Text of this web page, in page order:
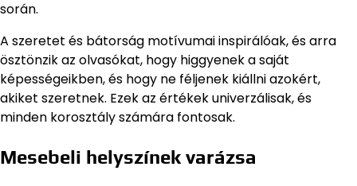
során.
A szeretet és bátorság motívumai inspirálóak, és arra
ösztönzik az olvasókat, hogy higgyenek a saját
képességeikben, és hogy ne féljenek kiállni azokért,
akiket szeretnek. Ezek az értékek univerzálisak, és
minden korosztály számára fontosak.
Mesebeli helyszínek varázsa